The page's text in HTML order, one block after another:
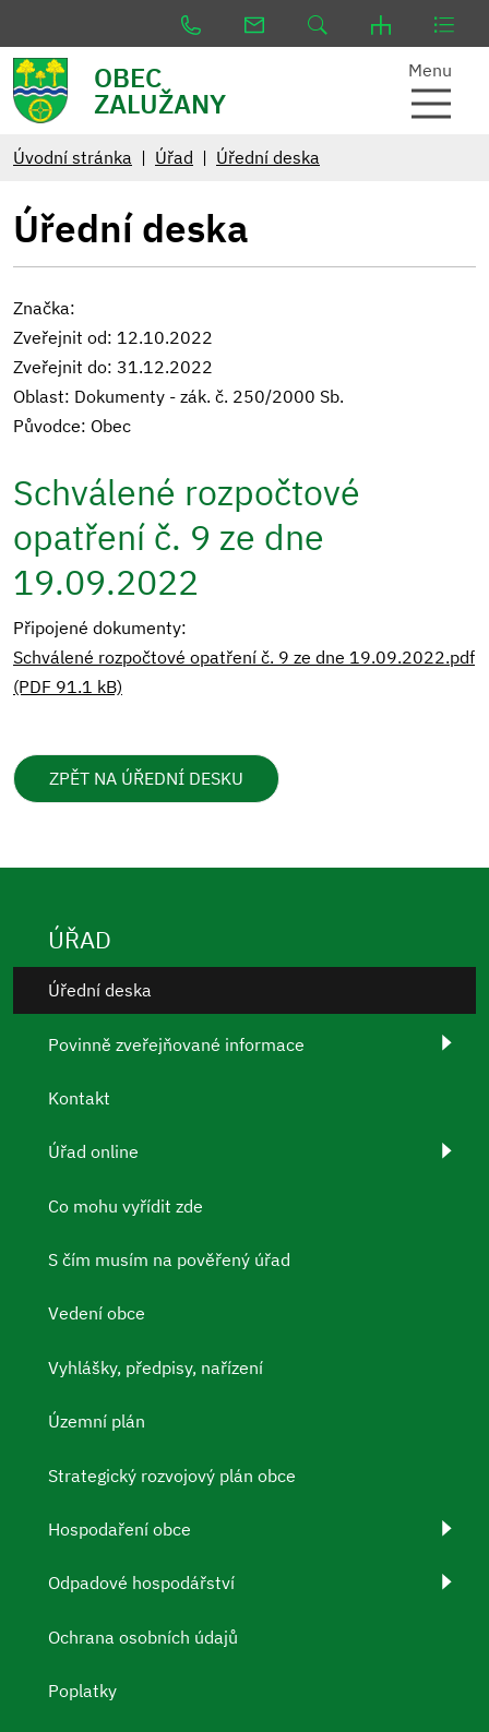
OBEC
ZALUŽANY
Menu
Úvodní stránka Úřad Úřední deska
Úřední deska
Značka:
Zveřejnit od: 12.10.2022
Zveřejnit do: 31.12.2022
Oblast: Dokumenty - zák. č. 250/2000 Sb.
Původce: Obec
Schválené rozpočtové
opatření č. 9 ze dne
19.09.2022
Připojené dokumenty:
Schválené rozpočtové opatření č. 9 ze dne 19.09.2022.pdf
(PDF 91.1 kB)
ZPĚT NA ÚŘEDNÍ DESKU
ÚŘAD
Úřední deska
Povinně zveřejňované informace
Kontakt
Úřad online
Co mohu vyřídit zde
S čím musím na pověřený úřad
Vedení obce
Vyhlášky, předpisy, nařízení
Územní plán
Strategický rozvojový plán obce
Hospodaření obce
Odpadové hospodářství
Ochrana osobních údajů
Poplatky